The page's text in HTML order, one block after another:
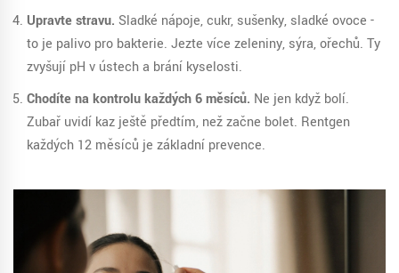
Upravte stravu. Sladké nápoje, cukr, sušenky, sladké ovoce -
to je palivo pro bakterie. Jezte více zeleniny, sýra, ořechů. Ty
zvyšují pH v ústech a brání kyselosti.
Chodíte na kontrolu každých 6 měsíců. Ne jen když bolí.
Zubař uvidí kaz ještě předtím, než začne bolet. Rentgen
každých 12 měsíců je základní prevence.